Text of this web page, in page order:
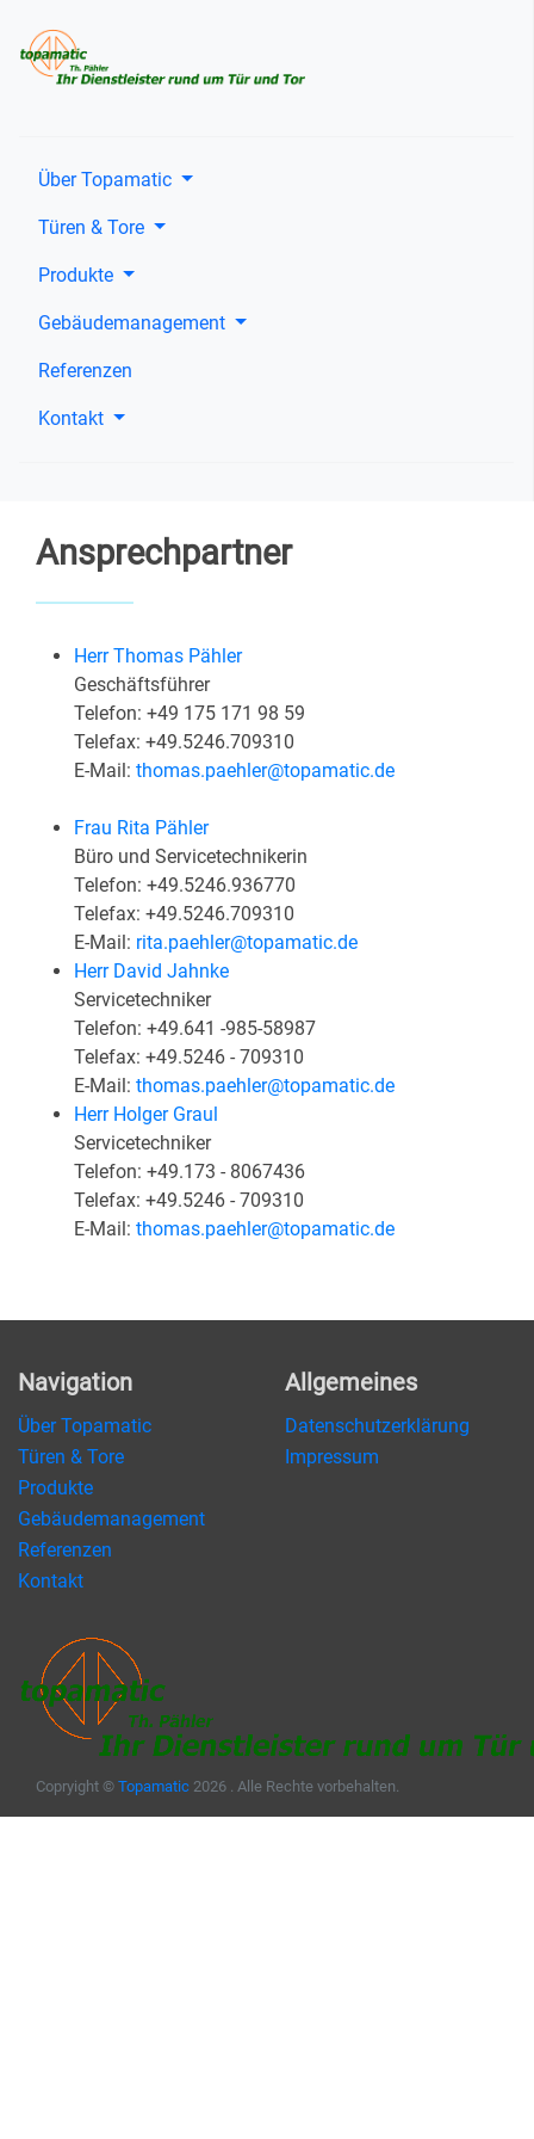
Über Topamatic
Türen & Tore
Produkte
Gebäudemanagement
Referenzen
Kontakt
Ansprechpartner
Herr Thomas Pähler
Geschäftsführer
Telefon: +49 175 171 98 59
Telefax: +49.5246.709310
E-Mail: thomas.paehler@topamatic.de
Frau Rita Pähler
Büro und Servicetechnikerin
Telefon: +49.5246.936770
Telefax: +49.5246.709310
E-Mail: rita.paehler@topamatic.de
Herr David Jahnke
Servicetechniker
Telefon: +49.641 -985-58987
Telefax: +49.5246 - 709310
E-Mail: thomas.paehler@topamatic.de
Herr Holger Graul
Servicetechniker
Telefon: +49.173 - 8067436
Telefax: +49.5246 - 709310
E-Mail: thomas.paehler@topamatic.de
Navigation
Über Topamatic
Türen & Tore
Produkte
Gebäudemanagement
Referenzen
Kontakt
Allgemeines
Datenschutzerklärung
Impressum
Copryight © Topamatic 2026 . Alle Rechte vorbehalten.